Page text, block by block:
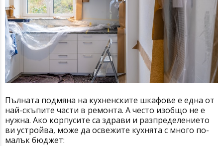
Пълната подмяна на кухненските шкафове е една от
най-скъпите части в ремонта. А често изобщо не е
нужна. Ако корпусите са здрави и разпределението
ви устройва, може да освежите кухнята с много по-
малък бюджет: